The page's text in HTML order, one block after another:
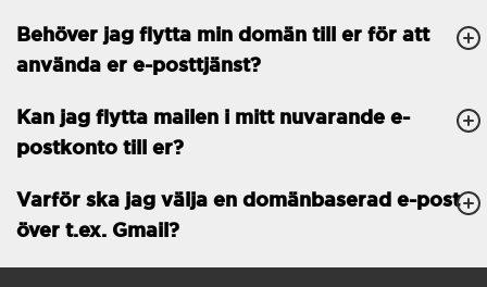
GENERELLA FUNKTIONER
Gratis e-post &
telefonsupport
Gratis konfiguration
30 dagars öppet köp
30 dagars kostnadsfritt
Behöver jag flytta min domän till er för att
använda er e-posttjänst?
Kan jag flytta mailen i mitt nuvarande e-
postkonto till er?
Varför ska jag välja en domänbaserad e-post
över t.ex. Gmail?